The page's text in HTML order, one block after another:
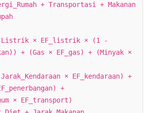
+ Transportasi + Makanan
(Listrik × EF_listrik × (1 -
+ (Gas × EF_gas) + (Minyak ×
× EF_kendaraan) +
+
× EF_transport)